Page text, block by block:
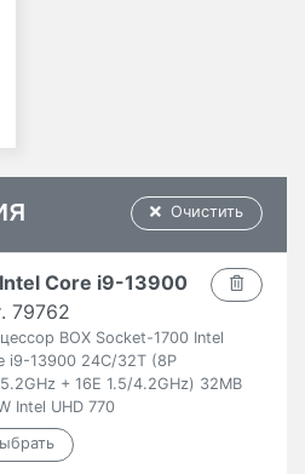
Очистить
Intel Core i9-13900
79762
BOX Socket-1700 Intel
i9-13900 24C/32T (8P
+ 16E 1.5/4.2GHz) 32MB
Intel UHD 770